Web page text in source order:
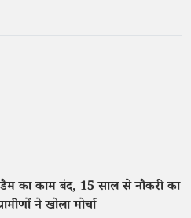
का काम बंद, 15 साल से नौकरी का
ने खोला मोर्चा